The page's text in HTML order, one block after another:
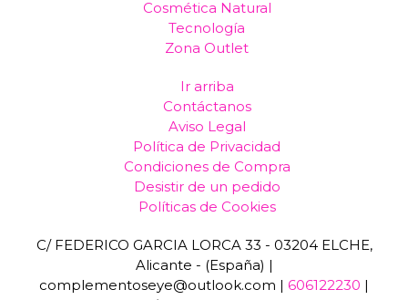
Cosmética Natural
Tecnología
Zona Outlet
Ir arriba
Contáctanos
Aviso Legal
Política de Privacidad
Condiciones de Compra
Desistir de un pedido
Políticas de Cookies
C/ FEDERICO GARCIA LORCA 33 - 03204 ELCHE,
Alicante - (España) |
complementoseye@outlook.com | 606122230 |